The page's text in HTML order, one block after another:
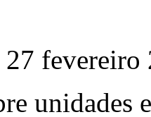
fevereiro
unidades